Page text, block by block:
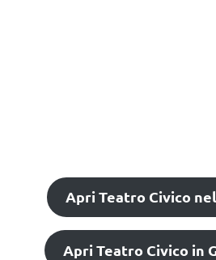
Apri Teatro Civico
Apri Teatro Civico in